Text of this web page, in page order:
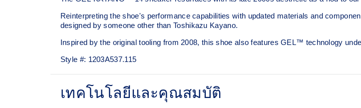
Reinterpreting the shoe's performance capabilities with updated materials and
designed by someone other than Toshikazu Kayano.
Inspired by the original tooling from 2008, this shoe also features GEL™ technology
Style #: 1203A537.115
เทคโนโลยีและคุณสมบัติ